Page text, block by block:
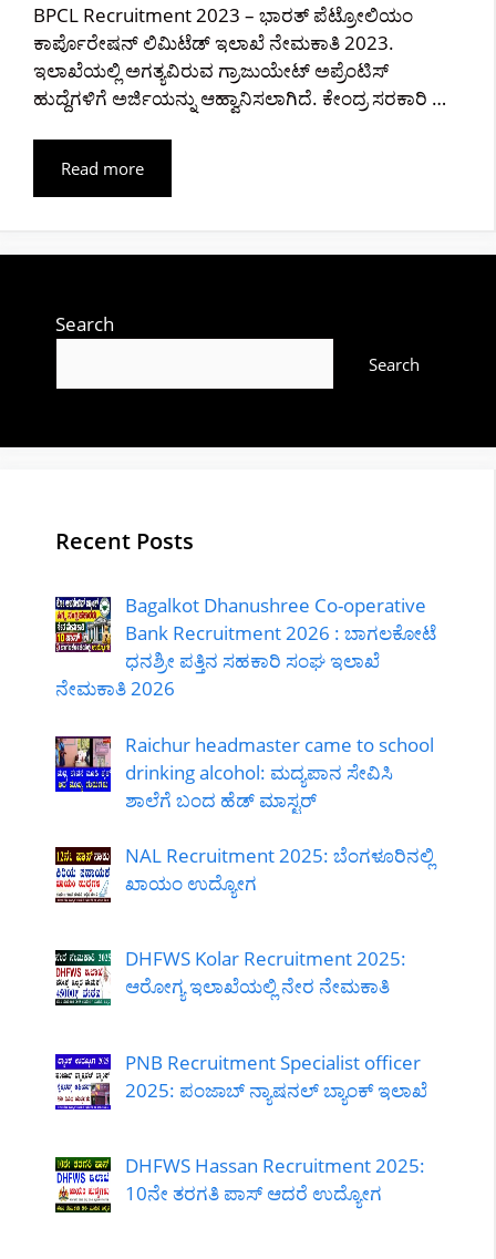
BPCL Recruitment 2023 – ಭಾರತ್ ಪೆಟ್ರೋಲಿಯಂ
ಕಾರ್ಪೊರೇಷನ್ ಲಿಮಿಟೆಡ್ ಇಲಾಖೆ ನೇಮಕಾತಿ 2023.
ಇಲಾಖೆಯಲ್ಲಿ ಅಗತ್ಯವಿರುವ ಗ್ರಾಜುಯೇಟ್ ಅಪ್ರೆಂಟಿಸ್
ಹುದ್ದೆಗಳಿಗೆ ಅರ್ಜಿಯನ್ನು ಆಹ್ವಾನಿಸಲಾಗಿದೆ. ಕೇಂದ್ರ ಸರಕಾರಿ …
Read more
Search
Search
Recent Posts
Bagalkot Dhanushree Co-operative
Bank Recruitment 2026 : ಬಾಗಲಕೋಟೆ
ಧನಶ್ರೀ ಪತ್ತಿನ ಸಹಕಾರಿ ಸಂಘ ಇಲಾಖೆ
ನೇಮಕಾತಿ 2026
Raichur headmaster came to school
drinking alcohol: ಮದ್ಯಪಾನ ಸೇವಿಸಿ
ಶಾಲೆಗೆ ಬಂದ ಹೆಡ್ ಮಾಸ್ಟರ್
NAL Recruitment 2025: ಬೆಂಗಳೂರಿನಲ್ಲಿ
ಖಾಯಂ ಉದ್ಯೋಗ
DHFWS Kolar Recruitment 2025:
ಆರೋಗ್ಯ ಇಲಾಖೆಯಲ್ಲಿ ನೇರ ನೇಮಕಾತಿ
PNB Recruitment Specialist officer
2025: ಪಂಜಾಬ್ ನ್ಯಾಷನಲ್ ಬ್ಯಾಂಕ್ ಇಲಾಖೆ
DHFWS Hassan Recruitment 2025:
10ನೇ ತರಗತಿ ಪಾಸ್ ಆದರೆ ಉದ್ಯೋಗ